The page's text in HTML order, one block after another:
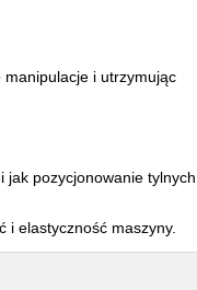
i utrzymując
jak pozycjonowanie tylnych
i elastyczność maszyny.